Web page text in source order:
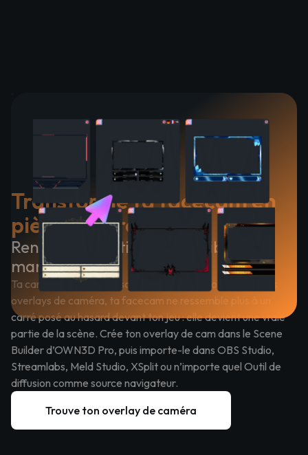
Transforme ta facecam en
pièce maîtresse
Rends tes réactions impossibles à
manquer
Ta caméra, c’est ta personnalité et ton histoire. Avec des
overlays de caméra, ta facecam ne ressemble plus à un
carré posé au hasard devant ton jeu : elle devient une vraie
partie de la scène. Crée ton overlay de cam dans le Scene
Builder d’OWN3D Pro, puis importe-le dans OBS Studio,
Streamlabs, Meld Studio, XSplit ou n’importe quel Outil de
diffusion comme source navigateur.
Trouve ton overlay de caméra